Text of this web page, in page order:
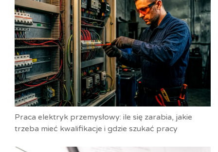
Praca elektryk przemysłowy: ile się zarabia, jakie
trzeba mieć kwalifikacje i gdzie szukać pracy